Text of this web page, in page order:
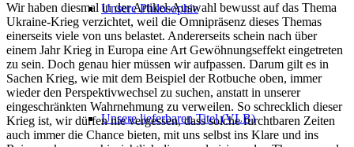
Unsere Philosophie
Unsere lieferbaren Titel (VLB)
Wir haben diesmal in der Artikel-Auswahl bewusst auf das Thema
Ukraine-Krieg verzichtet, weil die Omnipräsenz dieses Themas
einerseits viele von uns belastet. Andererseits schein nach über
einem Jahr Krieg in Europa eine Art Gewöhnungseffekt eingetreten
zu sein. Doch genau hier müssen wir aufpassen. Darum gilt es in
Sachen Krieg, wie mit dem Beispiel der Rotbuche oben, immer
wieder den Perspektivwechsel zu suchen, anstatt in unserer
eingeschränkten Wahrnehmung zu verweilen. So schrecklich dieser
Krieg ist, wir dürfen nie vergessen, dass solche furchtbaren Zeiten
auch immer die Chance bieten, mit uns selbst ins Klare und ins